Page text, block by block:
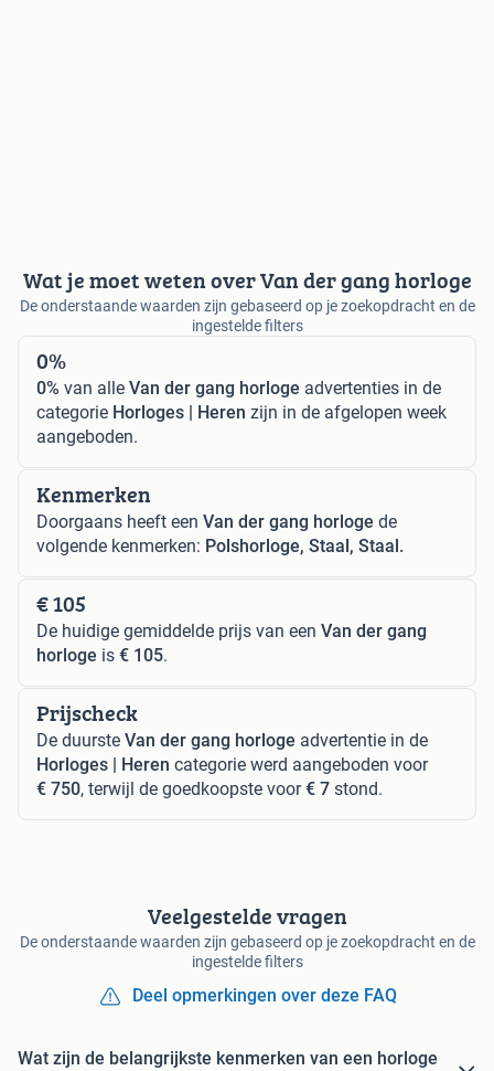
Wat je moet weten over Van der gang horloge
De onderstaande waarden zijn gebaseerd op je zoekopdracht en de
ingestelde filters
0%
0% van alle Van der gang horloge advertenties in de
categorie Horloges | Heren zijn in de afgelopen week
aangeboden.
Kenmerken
Doorgaans heeft een Van der gang horloge de
volgende kenmerken: Polshorloge, Staal, Staal.
€ 105
De huidige gemiddelde prijs van een Van der gang
horloge is € 105.
Prijscheck
De duurste Van der gang horloge advertentie in de
Horloges | Heren categorie werd aangeboden voor
€ 750, terwijl de goedkoopste voor€ 7 stond.
Veelgestelde vragen
De onderstaande waarden zijn gebaseerd op je zoekopdracht en de
ingestelde filters
Deel opmerkingen over deze FAQ
Wat zijn de belangrijkste kenmerken van een horloge